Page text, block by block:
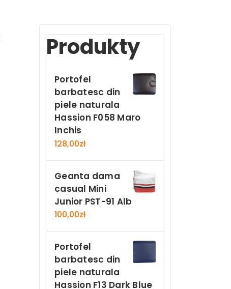
Produkty
Portofel
barbatesc din
piele naturala
Hassion F058 Maro
Inchis
128,00zł
Geanta dama
casual Mini
Junior PST-91 Alb
100,00zł
Portofel
barbatesc din
piele naturala
Hassion F13 Dark Blue